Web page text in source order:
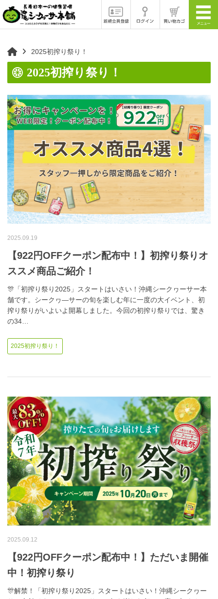
2025初搾り祭り！
2025初搾り祭り！
2025.09.19
【922円OFFクーポン配布中！】初搾り祭りオ
ススメ商品ご紹介！
🎊「初搾り祭り2025」スタートはいさい！沖縄シークヮーサー本
舗です。シークヮ―サーの旬を楽しむ年に一度の大イベント、初
搾り祭りがいよいよ開幕しました。今回の初搾り祭りでは、驚き
の34…
2025初搾り祭り！
2025.09.12
【922円OFFクーポン配布中！】ただいま開催
中！初搾り祭り
🎊解禁！「初搾り祭り2025」スタートはいさい！沖縄シークヮー